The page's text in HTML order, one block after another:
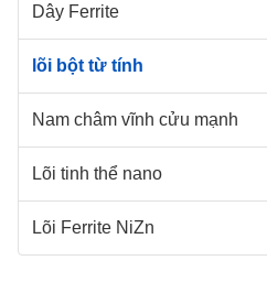
Dây Ferrite
lõi bột từ tính
Nam châm vĩnh cửu mạnh
Lõi tinh thể nano
Lõi Ferrite NiZn